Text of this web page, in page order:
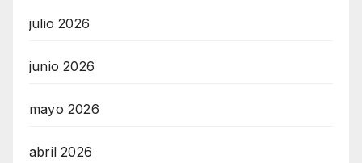
julio 2026
junio 2026
mayo 2026
abril 2026